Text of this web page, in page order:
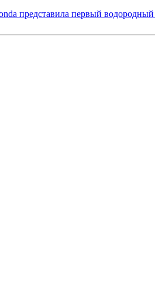
представила первый